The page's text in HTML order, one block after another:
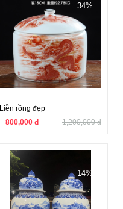
34%
Liễn rồng đẹp
800,000 đ
1,200,000 đ
14%